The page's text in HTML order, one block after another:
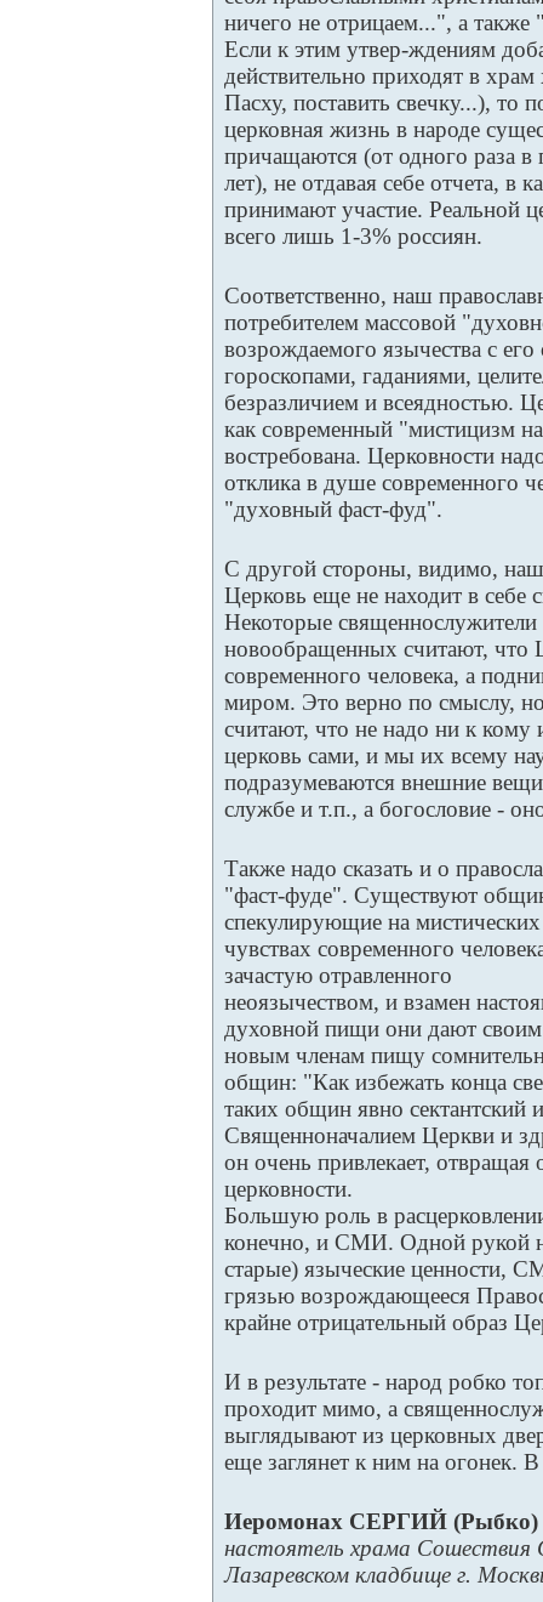
ничего не отрицаем...", а также
Если к этим утвер-ждениям
действительно приходят в
Пасху, поставить свечку...), то
церковная жизнь в народе
причащаются (от одного раза в
лет), не отдавая себе отчета, в
принимают участие. Реальной
всего лишь 1-3% россиян.
Соответственно, наш
потребителем массовой
возрождаемого язычества с
гороскопами, гаданиями,
безразличием и всеядностью.
как современный "мистицизм
востребована. Церковности
отклика в душе современного
"духовный фаст-фуд".
С другой стороны, видимо,
Церковь еще не находит в себе
Некоторые
новообращенных считают, что
современного человека, а
миром. Это верно по смыслу,
считают, что не надо ни к
церковь сами, и мы их всему
подразумеваются внешние вещи
службе и т.п., а богословие -
Также надо сказать и о
"фаст-фуде". Существуют
спекулирующие на мистических
чувствах современного
зачастую отравленного
неоязычеством, и взамен
духовной пищи они дают своим
новым членам пищу
общин: "Как избежать конца
таких общин явно сектантский
Священноначалием Церкви и
он очень привлекает, отвращая
церковности.
Большую роль в
конечно, и СМИ. Одной рукой
старые) языческие ценности,
грязью возрождающееся
крайне отрицательный образ
И в результате - народ робко
проходит мимо, а
выглядывают из церковных
еще заглянет к ним на огонек.
Иеромонах СЕРГИЙ (Рыбко)
настоятель храма Сошествия
Лазаревском кладбище г.